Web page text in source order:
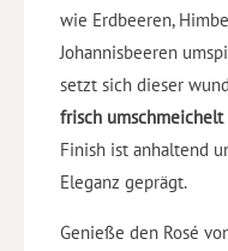
wie Erdbeeren,
Johannisbeeren
setzt sich dieser
frisch umschmeichelt
Finish ist anhaltend
Eleganz geprägt.
Genieße den Rosé